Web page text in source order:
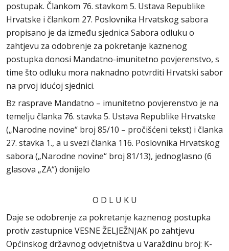
postupak. Člankom 76. stavkom 5. Ustava Republike
Hrvatske i člankom 27. Poslovnika Hrvatskog sabora
propisano je da između sjednica Sabora odluku o
zahtjevu za odobrenje za pokretanje kaznenog
postupka donosi Mandatno-imunitetno povjerenstvo, s
time što odluku mora naknadno potvrditi Hrvatski sabor
na prvoj idućoj sjednici.
Bz rasprave Mandatno – imunitetno povjerenstvo je na
temelju članka 76. stavka 5. Ustava Republike Hrvatske
(„Narodne novine“ broj 85/10 – pročišćeni tekst) i članka
27. stavka 1., a u svezi članka 116. Poslovnika Hrvatskog
sabora („Narodne novine“ broj 81/13), jednoglasno (6
glasova „ZA“) donijelo
O D L U K U
Daje se odobrenje za pokretanje kaznenog postupka
protiv zastupnice VESNE ŽELJEŽNJAK po zahtjevu
Općinskog državnog odvjetništva u Varaždinu broj: K-